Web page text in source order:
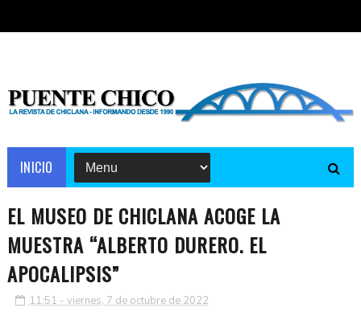
INICIO
EL MUSEO DE CHICLANA ACOGE LA
MUESTRA “ALBERTO DURERO. EL
APOCALIPSIS”
11:51 - viernes, 7 de octubre de 2022